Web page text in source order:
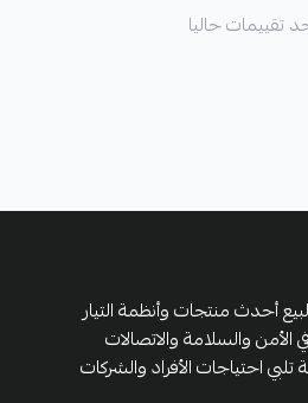
تقييمات حاليا
أحدث منتجات وأنظمة التيار
والسلامة والاتصالات
احتياجات الأفراد والشركات